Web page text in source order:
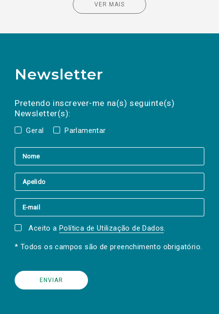
VER MAIS
Newsletter
Pretendo inscrever-me na(s) seguinte(s)
Newsletter(s):
Geral Parlamentar
a(s) newsletter(s).
mail
Aceito a Política de Utilização de Dados.
* Todos os campos são de preenchimento obrigatório.